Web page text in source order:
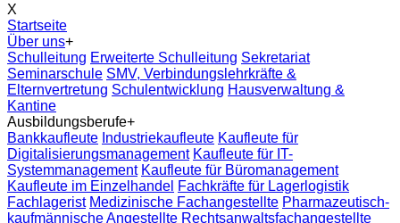
X
Startseite
Über uns+
Schulleitung Erweiterte Schulleitung Sekretariat
Seminarschule SMV, Verbindungslehrkräfte &
Elternvertretung Schulentwicklung Hausverwaltung &
Kantine
Ausbildungsberufe+
Bankkaufleute Industriekaufleute Kaufleute für
Digitalisierungsmanagement Kaufleute für IT-
Systemmanagement Kaufleute für Büromanagement
Kaufleute im Einzelhandel Fachkräfte für Lagerlogistik
Fachlagerist Medizinische Fachangestellte Pharmazeutisch-
kaufmännische Angestellte Rechtsanwaltsfachangestellte